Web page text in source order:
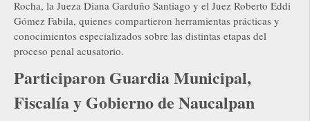
Rocha, la Jueza Diana Garduño Santiago y el Juez Roberto Eddi
Gómez Fabila, quienes compartieron herramientas prácticas y
conocimientos especializados sobre las distintas etapas del
proceso penal acusatorio.
Participaron Guardia Municipal,
Fiscalía y Gobierno de Naucalpan